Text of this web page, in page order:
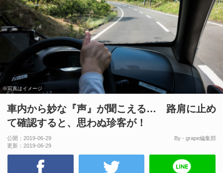
※写真はイメージ
車内から妙な『声』が聞こえる… 路肩に止め
て確認すると、思わぬ珍客が！
公開： 2019-06-29
更新： 2019-06-29
By - grape編集部